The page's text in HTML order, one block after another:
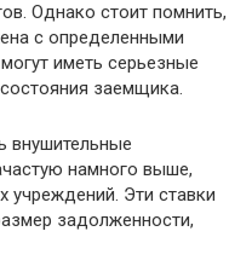
Однако стоит помнить,
с определенными
иметь серьезные
заемщика.
внушительные
намного выше,
учреждений. Эти ставки
задолженности,